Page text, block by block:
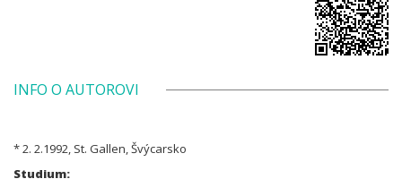
INFO O AUTOROVI
* 2. 2.1992, St. Gallen, Švýcarsko
Studium: